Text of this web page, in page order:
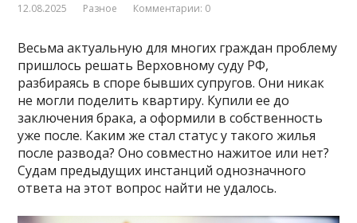
12.08.2025 Разное Комментарии: 0
Весьма актуальную для многих граждан проблему
пришлось решать Верховному суду РФ,
разбираясь в споре бывших супругов. Они никак
не могли поделить квартиру. Купили ее до
заключения брака, а оформили в собственность
уже после. Каким же стал статус у такого жилья
после развода? Оно совместно нажитое или нет?
Судам предыдущих инстанций однозначного
ответа на этот вопрос найти не удалось.